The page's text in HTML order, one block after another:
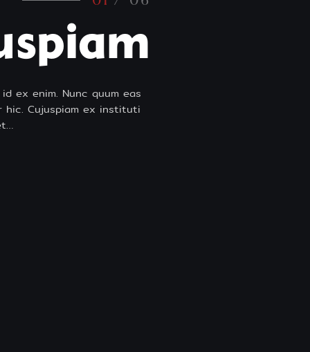
ex enim. Nunc quum eas
hic. Cujuspiam ex instituti